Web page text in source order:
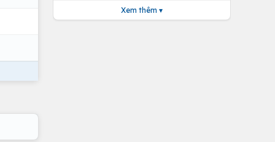
Xem thêm ▾